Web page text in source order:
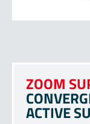
ZOOM
ACTIVE